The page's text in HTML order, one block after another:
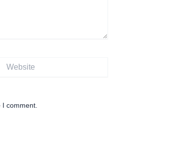
Website
comment.